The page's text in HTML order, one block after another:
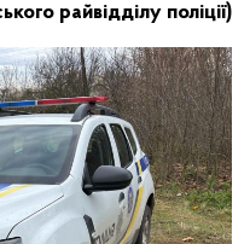
райвідділу поліції)